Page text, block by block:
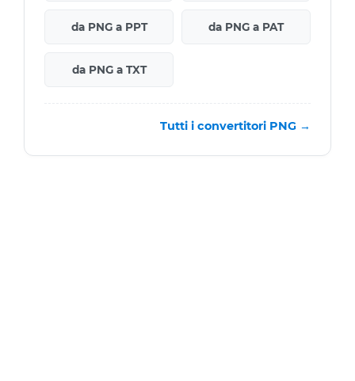
da PNG a PPT da PNG a PAT
da PNG a TXT
Tutti i convertitori PNG →